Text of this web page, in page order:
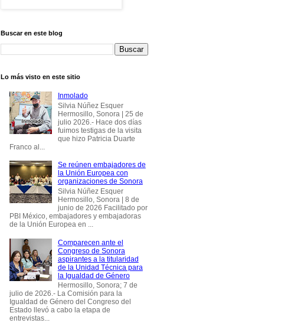
Buscar en este blog
Lo más visto en este sitio
Inmolado
Silvia Núñez Esquer
Hermosillo, Sonora | 25 de
julio 2026.- Hace dos días
fuimos testigas de la visita
que hizo Patricia Duarte
Franco al...
Se reúnen embajadores de
la Unión Europea con
organizaciones de Sonora
Silvia Núñez Esquer
Hermosillo, Sonora | 8 de
junio de 2026 Facilitado por
PBI México, embajadores y embajadoras
de la Unión Europea en ...
Comparecen ante el
Congreso de Sonora
aspirantes a la titularidad
de la Unidad Técnica para
la Igualdad de Género
Hermosillo, Sonora; 7 de
julio de 2026.- La Comisión para la
Igualdad de Género del Congreso del
Estado llevó a cabo la etapa de
entrevistas...